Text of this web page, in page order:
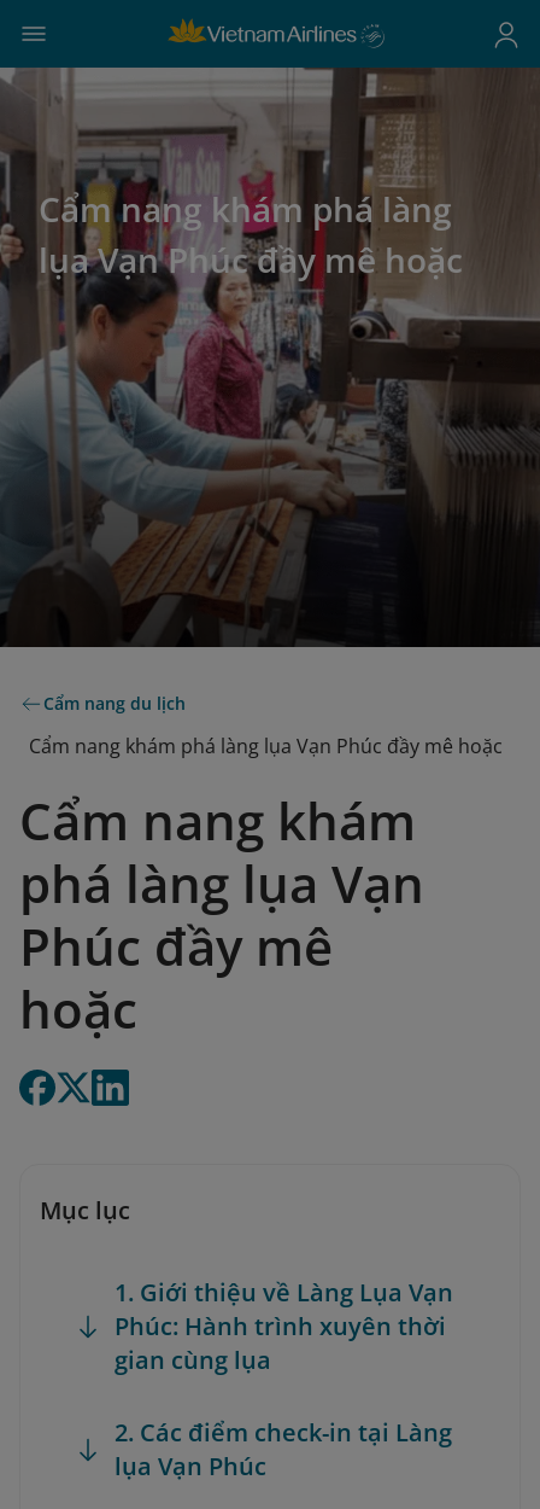
Cẩm nang khám phá làng
lụa Vạn Phúc đầy mê hoặc
Cẩm nang du lịch
Cẩm nang khám phá làng lụa Vạn Phúc đầy mê hoặc
Cẩm nang khám
phá làng lụa Vạn
Phúc đầy mê
hoặc
Mục lục
1. Giới thiệu về Làng Lụa Vạn
Phúc: Hành trình xuyên thời
gian cùng lụa
2. Các điểm check-in tại Làng
lụa Vạn Phúc